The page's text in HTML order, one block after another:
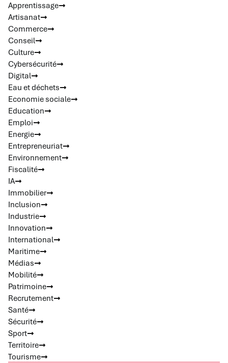
Apprentissage
Artisanat
Commerce
Conseil
Culture
Cybersécurité
Digital
Eau et déchets
Economie sociale
Education
Emploi
Energie
Entrepreneuriat
Environnement
Fiscalité
IA
Immobilier
Inclusion
Industrie
Innovation
International
Maritime
Médias
Mobilité
Patrimoine
Recrutement
Santé
Sécurité
Sport
Territoire
Tourisme